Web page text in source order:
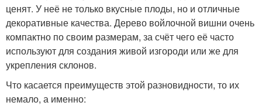
ценят. У неё не только вкусные плоды, но и отличные
декоративные качества. Дерево войлочной вишни очень
компактно по своим размерам, за счёт чего её часто
используют для создания живой изгороди или же для
укрепления склонов.
Что касается преимуществ этой разновидности, то их
немало, а именно: